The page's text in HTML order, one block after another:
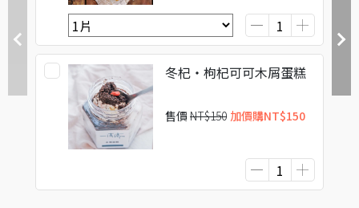
冬杞・枸杞可可木屑蛋糕
售價 NT$150 加價購NT$150